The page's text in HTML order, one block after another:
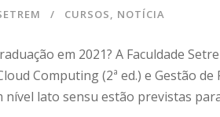
CURSOS, NOTÍCIA
em 2021? A Faculdade
Computing (2ª ed.) e Gestão
nível lato sensu estão previstas